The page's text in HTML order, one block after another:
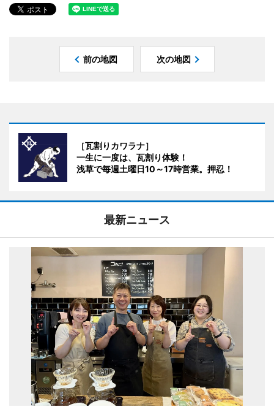
前の地図 次の地図
［瓦割りカワラナ］
一生に一度は、瓦割り体験！
浅草で毎週土曜日10～17時営業。押忍！
最新ニュース